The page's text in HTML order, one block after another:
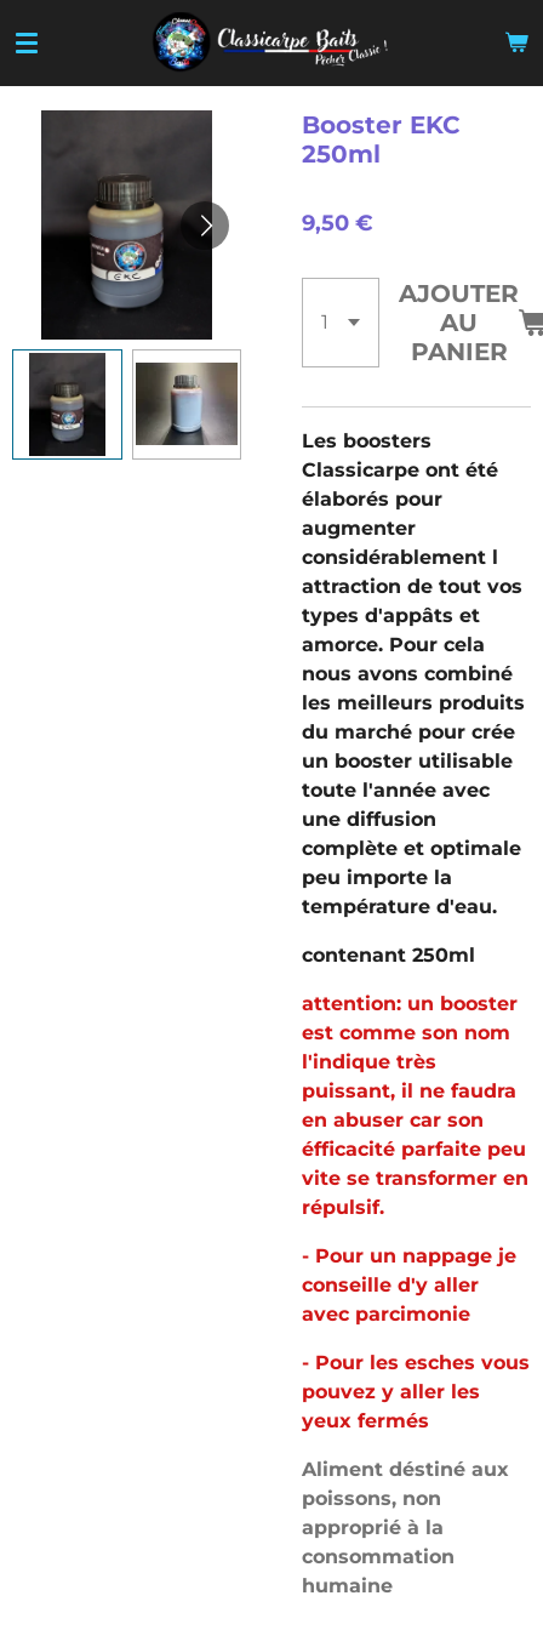
au
contenu
principal
Booster EKC
250ml
9,50 €
AJOUTER
AU
PANIER
Les boosters
Classicarpe ont été
élaborés pour
augmenter
considérablement l
attraction de tout vos
types d'appâts et
amorce. Pour cela
nous avons combiné
les meilleurs produits
du marché pour crée
un booster utilisable
toute l'année avec
une diffusion
complète et optimale
peu importe la
température d'eau.
contenant 250ml
attention: un booster
est comme son nom
l'indique très
puissant, il ne faudra
en abuser car son
éfficacité parfaite peu
vite se transformer en
répulsif.
- Pour un nappage je
conseille d'y aller
avec parcimonie
- Pour les esches vous
pouvez y aller les
yeux fermés
Aliment déstiné aux
poissons, non
approprié à la
consommation
humaine